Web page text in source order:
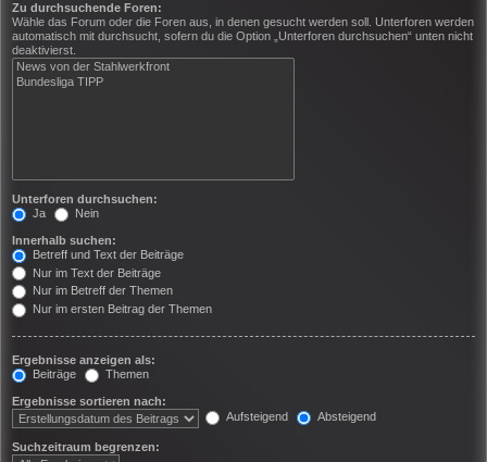
Zu durchsuchende Foren:
Wähle das Forum oder die Foren aus, in denen gesucht werden soll. Unterforen werden
automatisch mit durchsucht, sofern du die Option „Unterforen durchsuchen“ unten nicht
deaktivierst.
Unterforen durchsuchen:
Ja
Nein
Innerhalb suchen:
Betreff und Text der Beiträge
Nur im Text der Beiträge
Nur im Betreff der Themen
Nur im ersten Beitrag der Themen
Ergebnisse anzeigen als:
Beiträge
Themen
Ergebnisse sortieren nach:
Aufsteigend
Absteigend
Suchzeitraum begrenzen: